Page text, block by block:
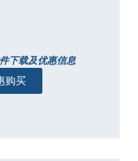
下载及优惠信息
购买